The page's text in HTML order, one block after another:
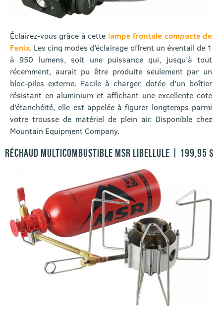
Éclairez-vous grâce à cette lampe frontale compacte de
Fenix. Les cinq modes d’éclairage offrent un éventail de 1
à 950 lumens, soit une puissance qui, jusqu’à tout
récemment, aurait pu être produite seulement par un
bloc-piles externe. Facile à charger, dotée d’un boîtier
résistant en aluminium et affichant une excellente cote
d’étanchéité, elle est appelée à figurer longtemps parmi
votre trousse de matériel de plein air. Disponible chez
Mountain Equipment Company.
RÉCHAUD MULTICOMBUSTIBLE MSR LIBELLULE | 199,95 $